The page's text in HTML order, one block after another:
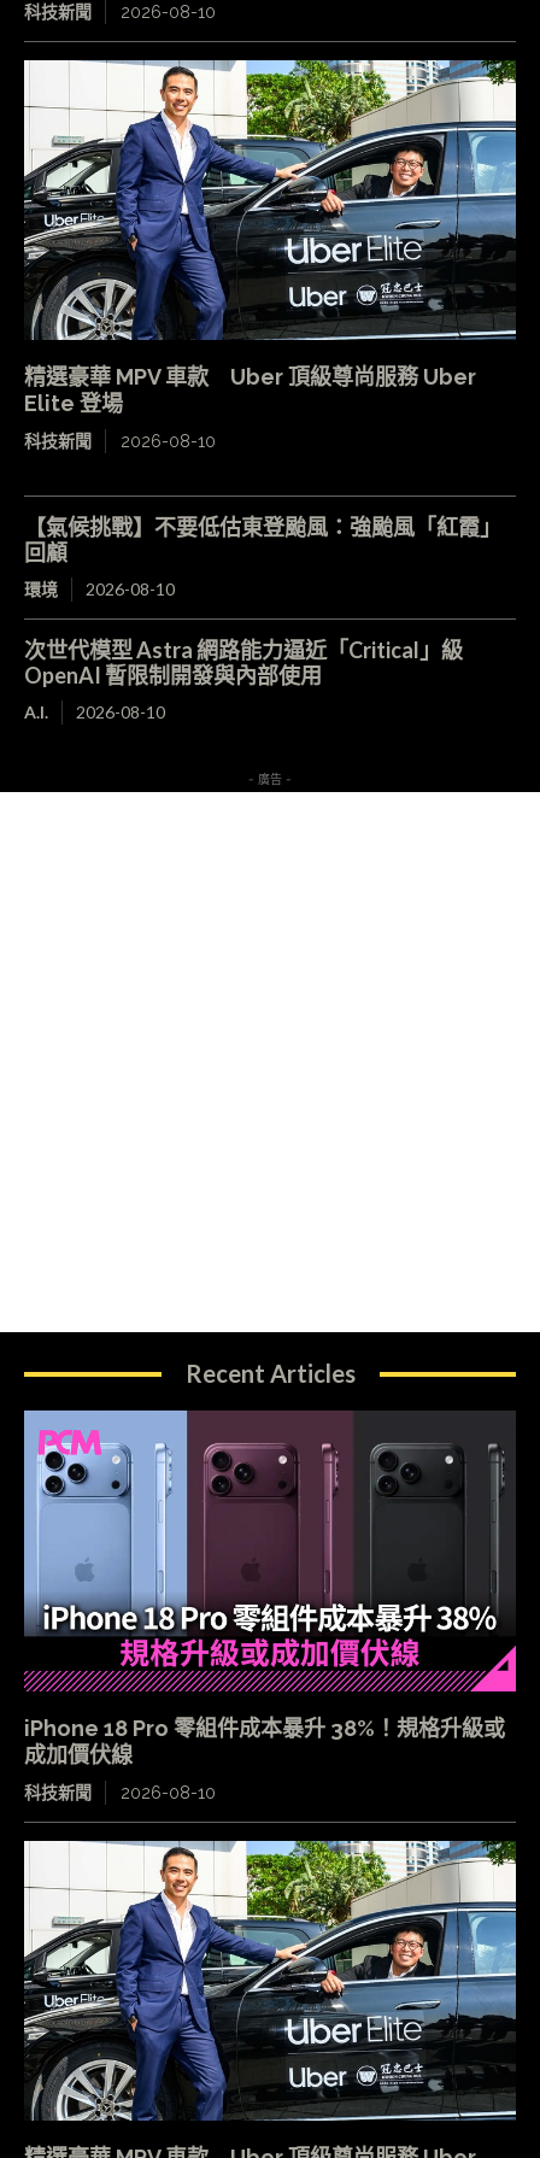
科技新聞 2026-08-10
精選豪華 MPV 車款 Uber 頂級尊尚服務 Uber
Elite 登場
科技新聞 2026-08-10
【氣候挑戰】不要低估東登颱風：強颱風「紅霞」
回顧
環境 2026-08-10
次世代模型 Astra 網路能力逼近「Critical」級
OpenAI 暫限制開發與內部使用
A.I. 2026-08-10
- 廣告 -
Recent Articles
iPhone 18 Pro 零組件成本暴升 38%！規格升級或
成加價伏線
科技新聞 2026-08-10